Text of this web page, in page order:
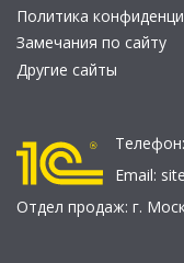
Политика
Замечания по сайту
Другие сайты
Телефон:
Email:
Отдел продаж: г.